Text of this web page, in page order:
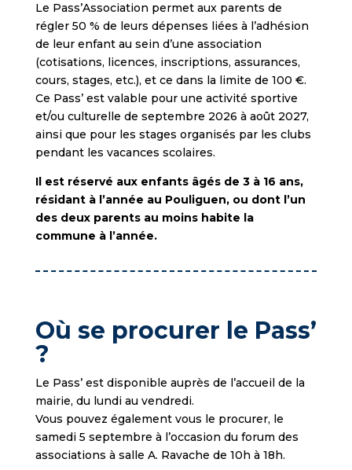
Le Pass’Association permet aux parents de
régler 50 % de leurs dépenses liées à l’adhésion
de leur enfant au sein d’une association
(cotisations, licences, inscriptions, assurances,
cours, stages, etc.), et ce dans la limite de 100 €.
Ce Pass’ est valable pour une activité sportive
et/ou culturelle de septembre 2026 à août 2027,
ainsi que pour les stages organisés par les clubs
pendant les vacances scolaires.
Il est réservé aux enfants âgés de 3 à 16 ans,
résidant à l’année au Pouliguen, ou dont l’un
des deux parents au moins habite la
commune à l’année.
Où se procurer le Pass’
?
Le Pass’ est disponible auprès de l’accueil de la
mairie, du lundi au vendredi.
Vous pouvez également vous le procurer, le
samedi 5 septembre à l’occasion du forum des
associations à salle A. Ravache de 10h à 18h.